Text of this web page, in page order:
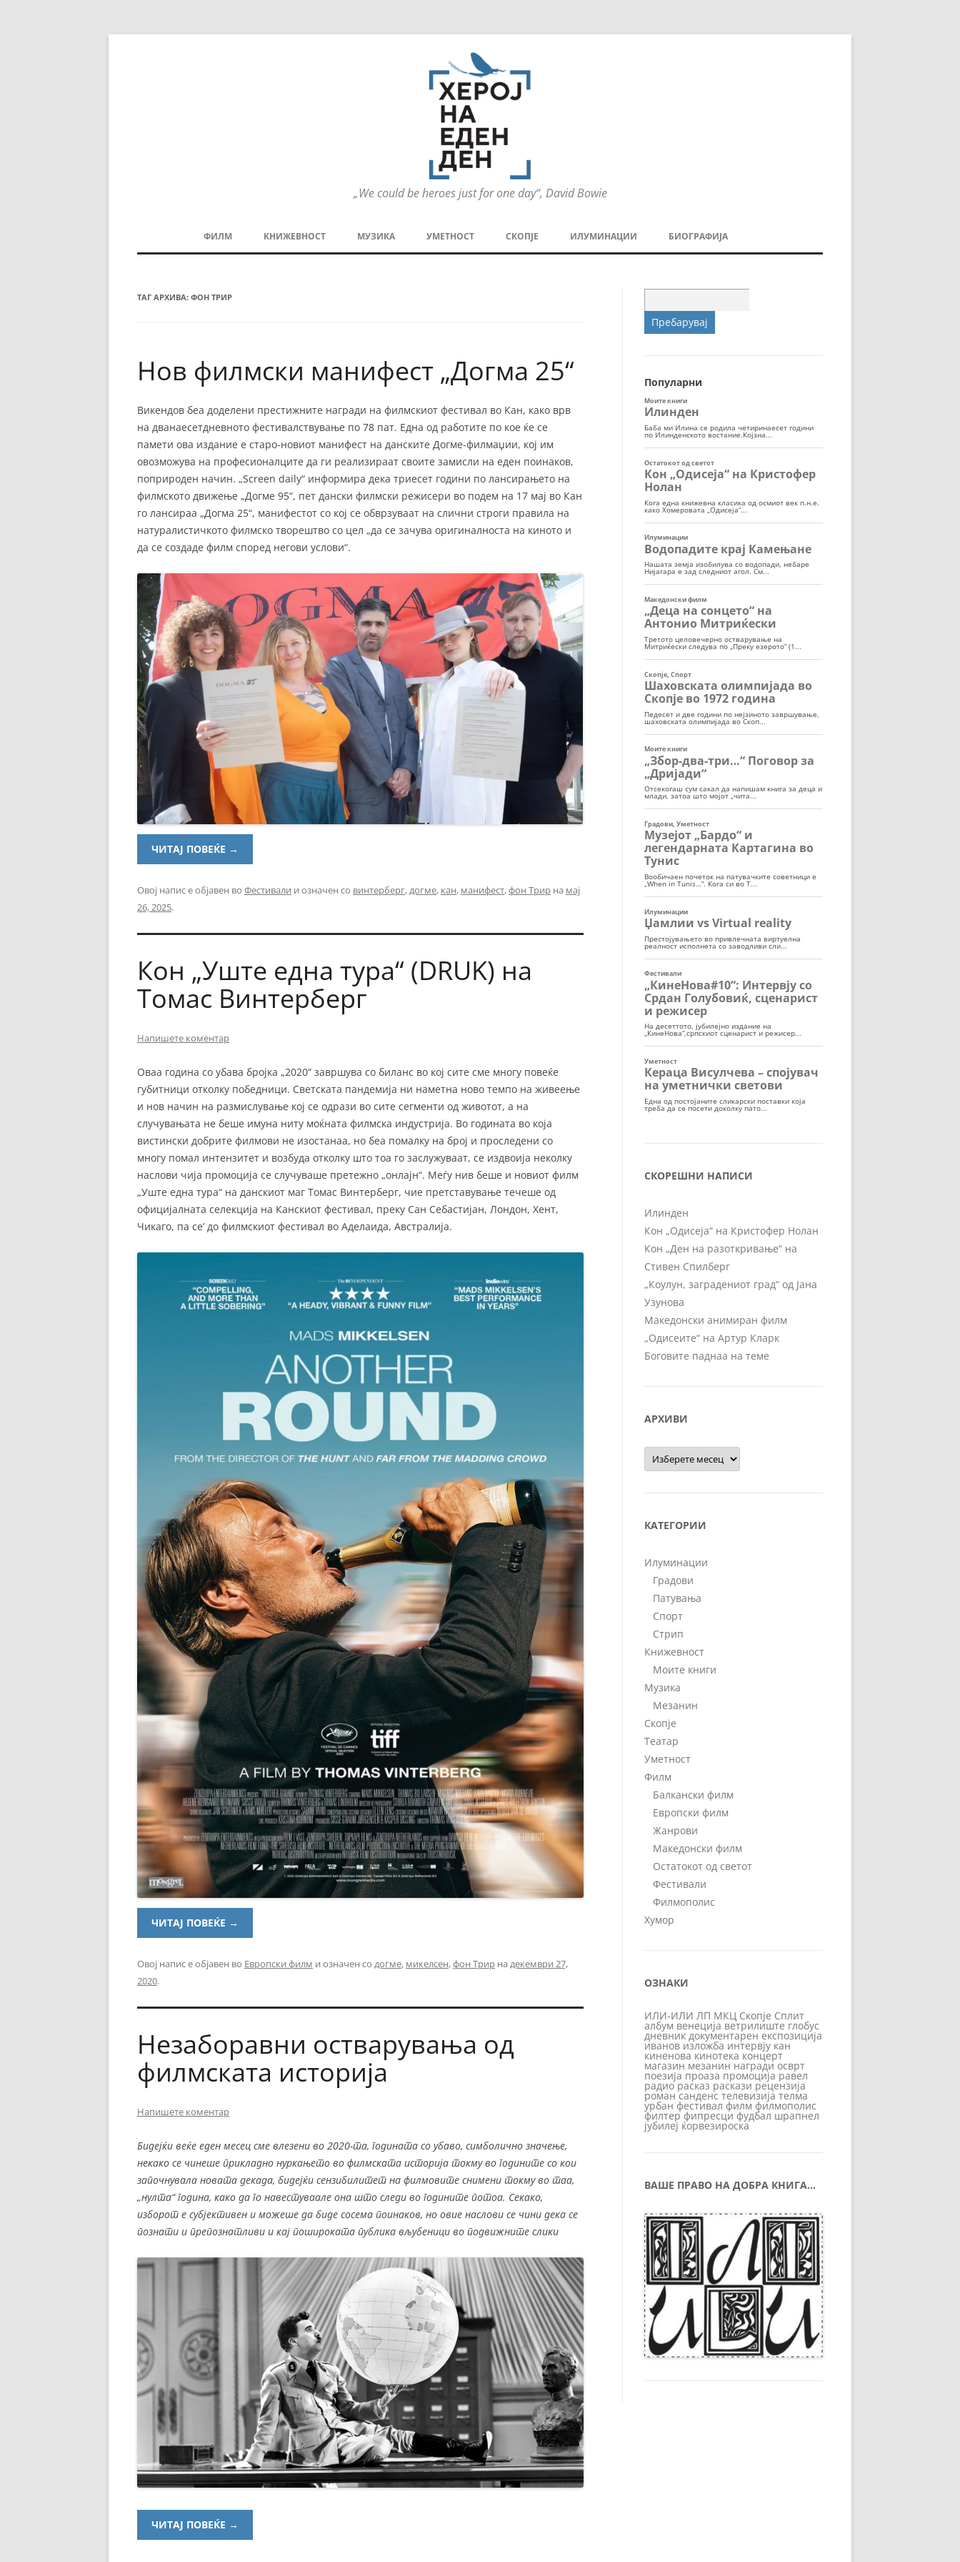
„We could be heroes just for one day“, David Bowie
содржината
ФИЛМ
ЖАНРОВИ
ФЕСТИВАЛИ
ФИЛМОПОЛИС
КНИЖЕВНОСТ МУЗИКА УМЕТНОСТ СКОПЈЕ ИЛУМИНАЦИИ
СПОРТ
БИОГРАФИЈА
ТАГ АРХИВА: ФОН ТРИР
Нов филмски манифест „Догмa 25“
Викендов беа доделени престижните награди на филмскиот фестивал во Кан, како врв
на дванаесетдневното фестивалствување по 78 пат. Една од работите по кое ќе се
памети ова издание е старо-новиот манифест на данските Догмe-филмаџии, кој им
овозможува на професионалците да ги реализираат своите замисли на еден поинаков,
поприроден начин. „Screen daily“ информира дека триесет години по лансирањето на
филмското движење „Догмe 95“, пет дански филмски режисери во подем на 17 мај во Кан
го лансираа „Догмa 25“, манифестот со кој се обврзуваат на слични строги правила на
натуралистичкото филмско творештво со цел „да се зачува оригиналноста на киното и
да се создаде филм според негови услови“.
ЧИТАЈ ПОВЕЌЕ →
Овој напис е објавен во Фестивали и означен со винтерберг,догме, кан, манифест,фон Трир на мај
26, 2025.
Кон „Уште една тура“ (DRUK) на
Томас Винтерберг
Напишете коментар
Оваа година со убава бројка „2020“ завршува со биланс во кој сите сме многу повеќе
губитници отколку победници. Светската пандемија ни наметна ново темпо на живеење
и нов начин на размислување кој се одрази во сите сегменти од животот, а на
случувањата не беше имуна ниту моќната филмска индустрија. Во годината во која
вистински добрите филмови не изостанаа, но беа помалку на број и проследени со
многу помал интензитет и возбуда отколку што тоа го заслужуваат, се издвоија неколку
наслови чија промоција се случуваше претежно „онлајн“. Меѓу нив беше и новиот филм
„Уште една тура“ на данскиот маг Томас Винтерберг, чие претставување течеше од
официјалната селекција на Канскиот фестивал, преку Сан Себастијан, Лондон, Хент,
Чикаго, па се’ до филмскиот фестивал во Аделаида, Австралија.
ЧИТАЈ ПОВЕЌЕ →
Овој напис е објавен во Европски филм и означен со догме, микелсен,фон Трир на декември 27,
2020.
Незаборавни остварувања од
филмската историја
Напишете коментар
Бидејќи веќе еден месец сме влезени во 2020-та, годината со убаво, симболично значење,
некако се чинеше прикладно нуркањето во филмската историја токму во годините со кои
започнувала новата декада, бидејќи сензибилитет на филмовите снимени токму во таа,
„нулта“ година, како да го навестуваале она што следи во годините потоа. Секако,
изборот е субјективен и можеше да биде сосема поинаков, но овие наслови се чини дека се
познати и препознатливи и кај пошироката публика вљубеници во подвижните слики
ЧИТАЈ ПОВЕЌЕ →
за:
Популарни
СКОРЕШНИ НАПИСИ
Илинден
Кон „Одисеја“ на Кристофер Нолан
Кон „Ден на разоткривање“ на
Стивен Спилберг
„Коулун, заградениот град“ од Јана
Узунова
Македонски анимиран филм
„Одисеите“ на Артур Кларк
Боговите паднаа на теме
АРХИВИ
Архиви
КАТЕГОРИИ
Илуминации
Градови
Патувања
Спорт
Стрип
Книжевност
Моите книги
Музика
Мезанин
Скопје
Театар
Уметност
Филм
Балкански филм
Европски филм
Жанрови
Македонски филм
Остатокот од светот
Фестивали
Филмополис
Хумор
ОЗНАКИ
ИЛИ-ИЛИ ЛП МКЦ Скопје Сплит
албум венеција ветрилиште глобус
дневник документарен експозиција
иванов изложба интервју кан
киненова кинотека концерт
магазин мезанин награди осврт
поезија проаза промоција равел
радио расказ раскази рецензија
роман санденс телевизија телма
урбан фестивал филм филмополис
филтер фипресци фудбал шрапнел
јубилеј ќорвезироска
ВАШЕ ПРАВО НА ДОБРА КНИГА…